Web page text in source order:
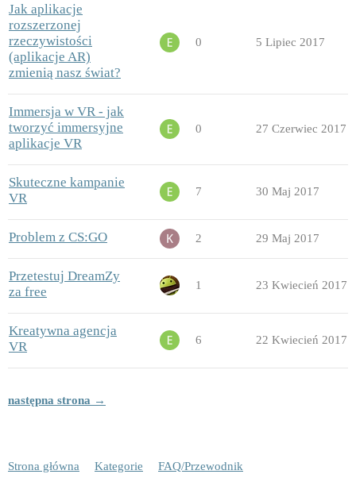
Jak aplikacje
rozszerzonej
rzeczywistości
(aplikacje AR)
zmienią nasz świat?
0 5 Lipiec 2017
Immersja w VR - jak
tworzyć immersyjne
aplikacje VR
0 27 Czerwiec 2017
Skuteczne kampanie
VR
7 30 Maj 2017
Problem z CS:GO 2 29 Maj 2017
Przetestuj DreamZy
za free
1 23 Kwiecień 2017
Kreatywna agencja
VR
6 22 Kwiecień 2017
następna strona →
Strona główna Kategorie FAQ/Przewodnik